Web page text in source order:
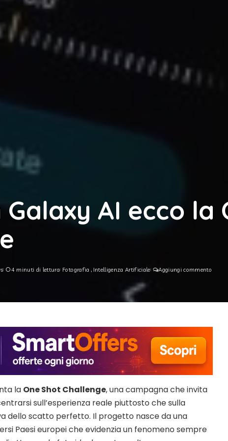
AI ecco la
4 minuti di lettura Fotografia Intelligenza Artificiale
Aggiungi commento
la One Shot Challenge, una campagna che invita
sull’esperienza reale piuttosto che sulla
dello scatto perfetto. Il progetto nasce da una
Paesi europei che evidenzia un fenomeno sempre